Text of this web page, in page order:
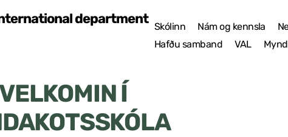
Skólinn Nám og kennsla
Hafðu samband
VAL
VELKOMIN Í